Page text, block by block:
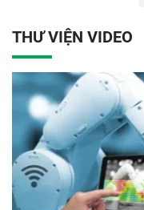
THƯ VIỆN VIDEO